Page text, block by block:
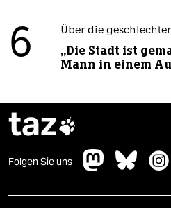
6 Über die
„Die Stadt ist
Mann in einem
taz
Folgen Sie uns